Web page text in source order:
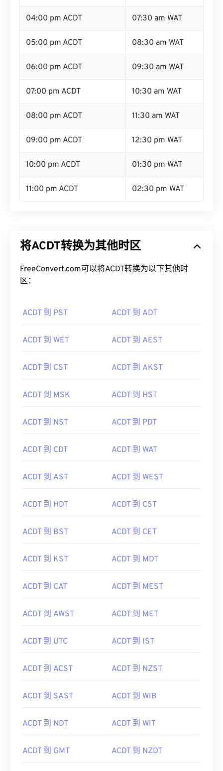
04:00 pm ACDT 07:30 am WAT
05:00 pm ACDT 08:30 am WAT
06:00 pm ACDT 09:30 am WAT
07:00 pm ACDT 10:30 am WAT
08:00 pm ACDT 11:30 am WAT
09:00 pm ACDT 12:30 pm WAT
10:00 pm ACDT 01:30 pm WAT
11:00 pm ACDT 02:30 pm WAT
将ACDT转换为其他时区
FreeConvert.com可以将ACDT转换为以下其他时
区：
ACDT 到 PST ACDT 到 ADT
ACDT 到 WET ACDT 到 AEST
ACDT 到 CST ACDT 到 AKST
ACDT 到 MSK ACDT 到 HST
ACDT 到 NST ACDT 到 PDT
ACDT 到 CDT ACDT 到 WAT
ACDT 到 AST ACDT 到 WEST
ACDT 到 HDT ACDT 到 CST
ACDT 到 BST ACDT 到 CET
ACDT 到 KST ACDT 到 MDT
ACDT 到 CAT ACDT 到 MEST
ACDT 到 AWST ACDT 到 MET
ACDT 到 UTC ACDT 到 IST
ACDT 到 ACST ACDT 到 NZST
ACDT 到 SAST ACDT 到 WIB
ACDT 到 NDT ACDT 到 WIT
ACDT 到 GMT ACDT 到 NZDT